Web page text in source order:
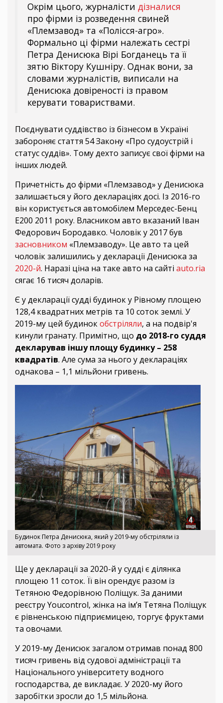
Окрім цього, журналісти дізналися
про фірми із розведення свиней
«Племзавод» та «Полісся-агро».
Формально ці фірми належать сестрі
Петра Денисюка Вірі Богданець та її
зятю Віктору Кушніру. Однак вони, за
словами журналістів, виписали на
Денисюка довіреності із правом
керувати товариствами.
Поєднувати суддівство із бізнесом в Україні
забороняє стаття 54 Закону «Про судоустрій і
статус суддів». Тому дехто записує свої фірми на
інших людей.
Причетність до фірми «Племзавод» у Денисюка
залишається у його деклараціях досі. Із 2016-го
він користується автомобілем Мерседес-Бенц
Е200 2011 року. Власником авто вказаний Іван
Федорович Бородавко. Чоловік у 2017 був
засновником «Племзаводу». Це авто та цей
чоловік залишились у декларації Денисюка за
2020-й. Наразі ціна на таке авто на сайті auto.ria
сягає 16 тисяч доларів.
Є у декларації судді будинок у Рівному площею
128,4 квадратних метрів та 10 соток землі. У
2019-му цей будинокобстріляли, а на подвір'я
кинули гранату. Примітно, що до 2018-го суддя
декларував іншу площу будинку – 258
квадратів. Але сума за нього у деклараціях
однакова – 1,1 мільйони гривень.
Будинок Петра Денисюка, який у 2019-му обстріляли із
автомата. Фото з архіву 2019 року
Ще у декларації за 2020-й у судді є ділянка
площею 11 соток. Її він орендує разом із
Тетяною Федорівною Поліщук. За даними
реєстру Youcontrol, жінка на ім’я Тетяна Поліщук
є рівненською підприємицею, торгує фруктами
та овочами.
У 2019-му Денисюк загалом отримав понад 800
тисяч гривень від судової адміністрації та
Національного університету водного
господарства, де викладає. У 2020-му його
заробітки зросли до 1,5 мільйона.